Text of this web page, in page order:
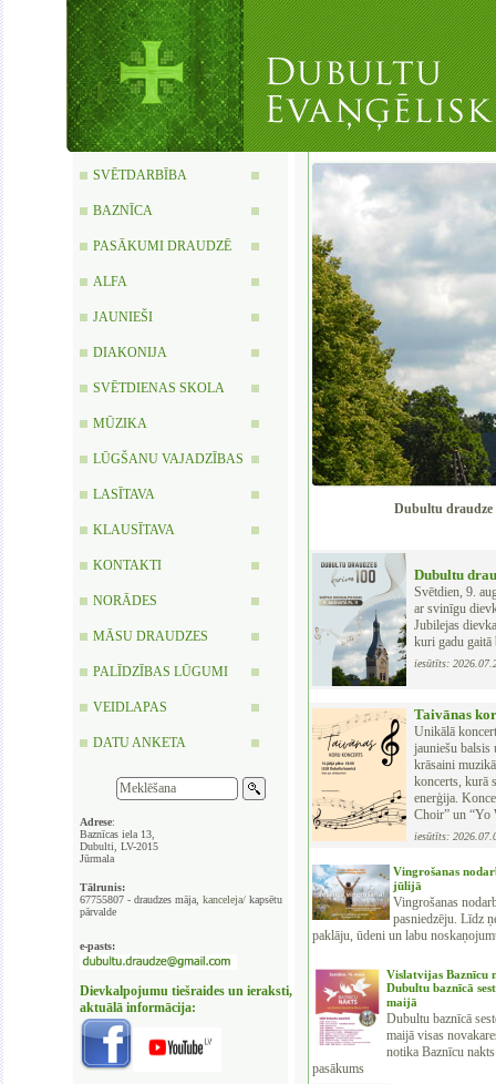
SVĒTDARBĪBA
BAZNĪCA
PASĀKUMI DRAUDZĒ
ALFA
JAUNIEŠI
DIAKONIJA
SVĒTDIENAS SKOLA
MŪZIKA
LŪGŠANU VAJADZĪBAS
LASĪTAVA
KLAUSĪTAVA
KONTAKTI
NORĀDES
MĀSU DRAUDZES
PALĪDZĪBAS LŪGUMI
VEIDLAPAS
DATU ANKETA
Adrese:
Baznīcas iela 13,
Dubulti, LV-2015
Jūrmala
Tālrunis:
67755807 - draudzes māja, kanceleja/ kapsētu
pārvalde
e-pasts:
Dievkalpojumu tiešraides un ieraksti,
aktuālā informācija:
Dubultu draudze
Dubultu
Svētdien, 9.
ar svinīgu
Jubilejas
kuri gadu gaitā
iesūtīts:
Taivānas
Unikālā
jauniešu balsis
krāsaini
koncerts, kurā
enerģija.
Choir” un “Yo
iesūtīts:
Vingrošanas
jūlijā
Vingrošanas
pasniedzēju. Līdz
paklāju, ūdeni un labu
Vislatvijas Baznīcu
Dubultu baznīcā
maijā
Dubultu baznīcā
maijā visas
notika Baznīcu
pasākums